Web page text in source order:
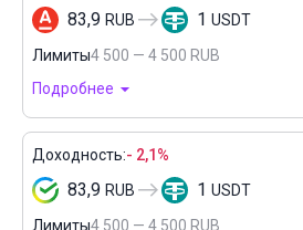
83,9 RUB 1 USDT
Лимиты4 500 — 4 500 RUB
Подробнее
Доходность:- 2,1%
83,9 RUB 1 USDT
Лимиты4 500 — 4 500 RUB